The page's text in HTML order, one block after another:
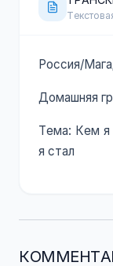
Россия/
Домашняя
Тема: Кем я
я стал